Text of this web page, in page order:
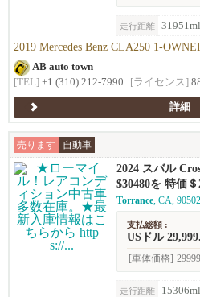
走行距離 31951ml
2019 Mercedes Benz CLA250 1-
AB auto town
[TEL] +1 (310) 212-7990 [ライセンス]
詳細
売ります 自動車
2024 スバル
er!!
$30480を 特価
Torrance, CA, 90502
支払総額 :
USドル
[車体価格] 29999
走行距離 15306ml